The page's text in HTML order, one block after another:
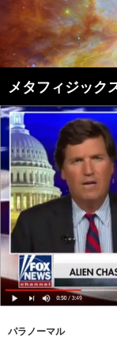
テ
ン
へ
ス
キ
ッ
プ
メタフィジック
索
パラノーマル